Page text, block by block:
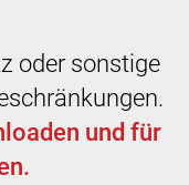
oder sonstige
und für